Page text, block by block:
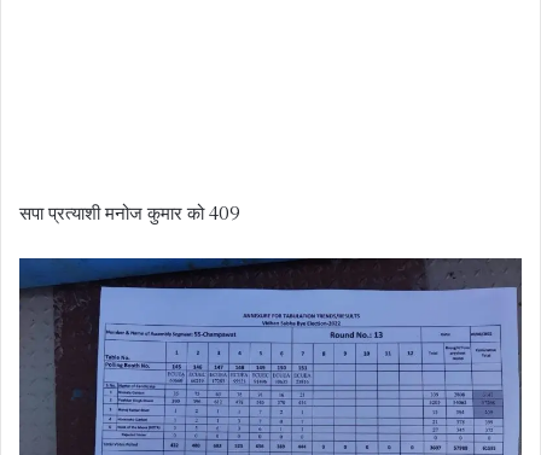
सपा प्रत्याशी मनोज कुमार को 409